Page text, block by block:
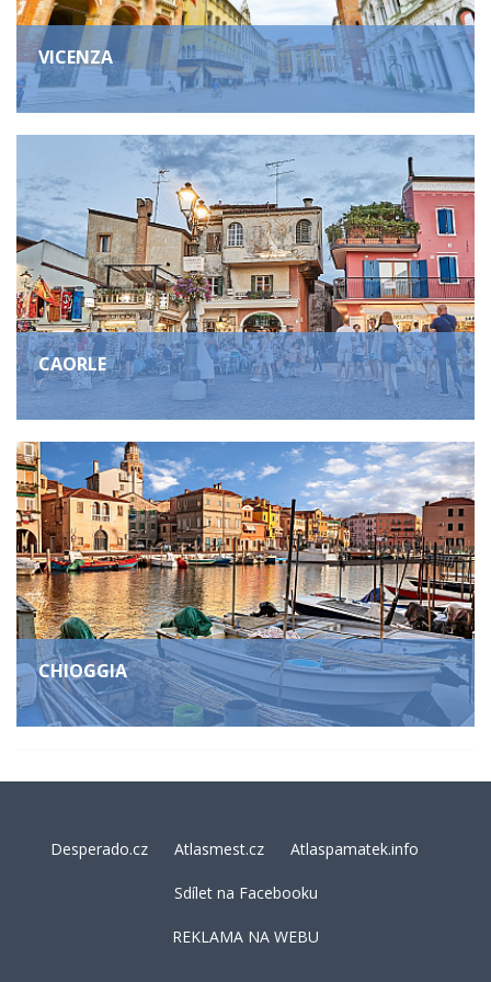
VICENZA
CAORLE
CHIOGGIA
Desperado.cz Atlasmest.cz Atlaspamatek.info
Sdílet na Facebooku
REKLAMA NA WEBU